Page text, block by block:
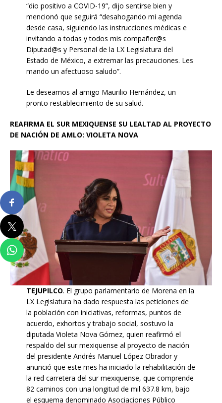
“dio positivo a COVID-19”, dijo sentirse bien y
mencionó que seguirá “desahogando mi agenda
desde casa, siguiendo las instrucciones médicas e
invitando a todas y todos mis compañer@s
Diputad@s y Personal de la LX Legislatura del
Estado de México, a extremar las precauciones. Les
mando un afectuoso saludo”.
Le deseamos al amigo Maurilio Hernández, un
pronto restablecimiento de su salud.
REAFIRMA EL SUR MEXIQUENSE SU LEALTAD AL PROYECTO
DE NACIÓN DE AMLO: VIOLETA NOVA
TEJUPILCO. El grupo parlamentario de Morena en la
LX Legislatura ha dado respuesta las peticiones de
la población con iniciativas, reformas, puntos de
acuerdo, exhortos y trabajo social, sostuvo la
diputada Violeta Nova Gómez, quien reafirmó el
respaldo del sur mexiquense al proyecto de nación
del presidente Andrés Manuel López Obrador y
anunció que este mes ha iniciado la rehabilitación de
la red carretera del sur mexiquense, que comprende
82 caminos con una longitud de mil 637.8 km, bajo
el esquema denominado Asociaciones Público